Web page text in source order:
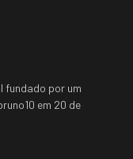
fundado por um
em 20 de